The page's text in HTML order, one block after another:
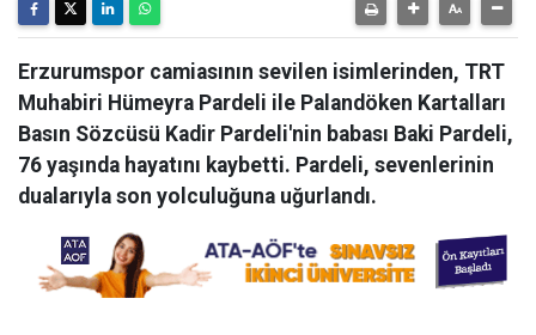
Erzurumspor camiasının sevilen isimlerinden, TRT
Muhabiri Hümeyra Pardeli ile Palandöken Kartalları
Basın Sözcüsü Kadir Pardeli'nin babası Baki Pardeli,
76 yaşında hayatını kaybetti. Pardeli, sevenlerinin
dualarıyla son yolculuğuna uğurlandı.